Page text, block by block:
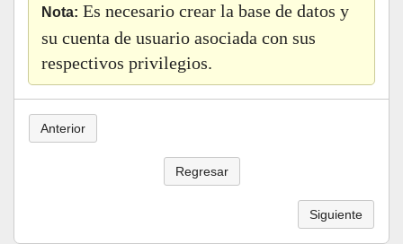
Nota: Es necesario crear la base de datos y
su cuenta de usuario asociada con sus
respectivos privilegios.
Anterior
Regresar
Siguiente